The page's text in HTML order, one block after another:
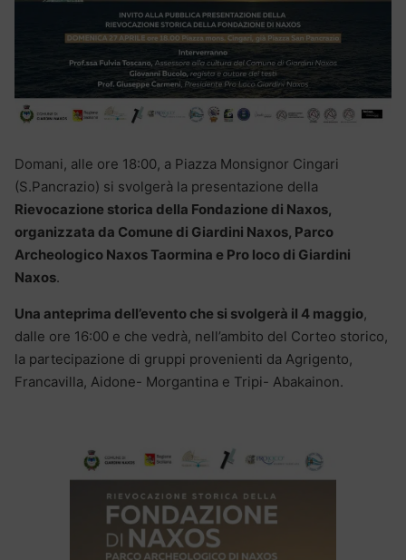
Domani, alle ore 18:00, a Piazza Monsignor Cingari
(S.Pancrazio) si svolgerà la presentazione della
Rievocazione storica della Fondazione di Naxos,
organizzata da Comune di Giardini Naxos, Parco
Archeologico Naxos Taormina e Pro loco di Giardini
Naxos.
Una anteprima dell’evento che si svolgerà il 4 maggio,
dalle ore 16:00 e che vedrà, nell’ambito del Corteo storico,
la partecipazione di gruppi provenienti da Agrigento,
Francavilla, Aidone- Morgantina e Tripi- Abakainon.